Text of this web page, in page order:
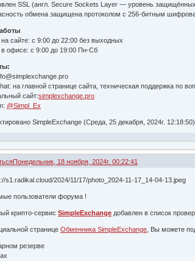
SSL (англ. Secure Sockets Layer — уровень
обмена защищена протоколом с 256-битным
сайте: с 9:00 до 22:00 без выходных
офисе: с 9:00 до 19:00 Пн-Сб
на главной странице сайта, техническая поддержка по
сайт:simplexchange.pro
@Simpl_Ex
SimpleExchange (Среда, 25 декабря, 2024г. 12:18:50)
Понедельник, 18 ноября, 2024г. 00:22:41
пользователи форума !
крипто-сервисSimpleExchange добавлен в список
страницеОбменника SimpleExchange , Вы можете
резерве